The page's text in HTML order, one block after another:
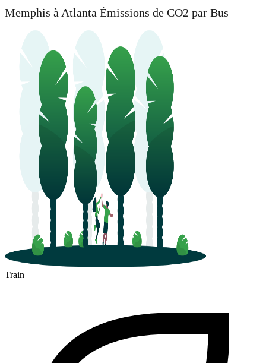
Memphis à Atlanta Émissions de CO2 par Bus
Train